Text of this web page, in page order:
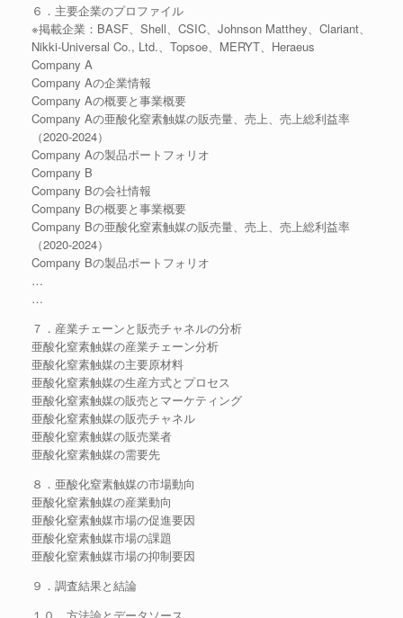
６．主要企業のプロファイル
※掲載企業：BASF、Shell、CSIC、Johnson Matthey、Clariant、
Nikki-Universal Co., Ltd.、Topsoe、MERYT、Heraeus
Company A
Company Aの企業情報
Company Aの概要と事業概要
Company Aの亜酸化窒素触媒の販売量、売上、売上総利益率
（2020-2024）
Company Aの製品ポートフォリオ
Company B
Company Bの会社情報
Company Bの概要と事業概要
Company Bの亜酸化窒素触媒の販売量、売上、売上総利益率
（2020-2024）
Company Bの製品ポートフォリオ
…
…
７．産業チェーンと販売チャネルの分析
亜酸化窒素触媒の産業チェーン分析
亜酸化窒素触媒の主要原材料
亜酸化窒素触媒の生産方式とプロセス
亜酸化窒素触媒の販売とマーケティング
亜酸化窒素触媒の販売チャネル
亜酸化窒素触媒の販売業者
亜酸化窒素触媒の需要先
８．亜酸化窒素触媒の市場動向
亜酸化窒素触媒の産業動向
亜酸化窒素触媒市場の促進要因
亜酸化窒素触媒市場の課題
亜酸化窒素触媒市場の抑制要因
９．調査結果と結論
１０．方法論とデータソース